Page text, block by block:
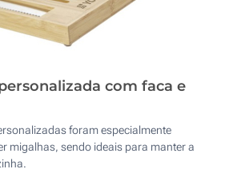
com faca e
foram especialmente
migalhas, sendo ideais para manter a